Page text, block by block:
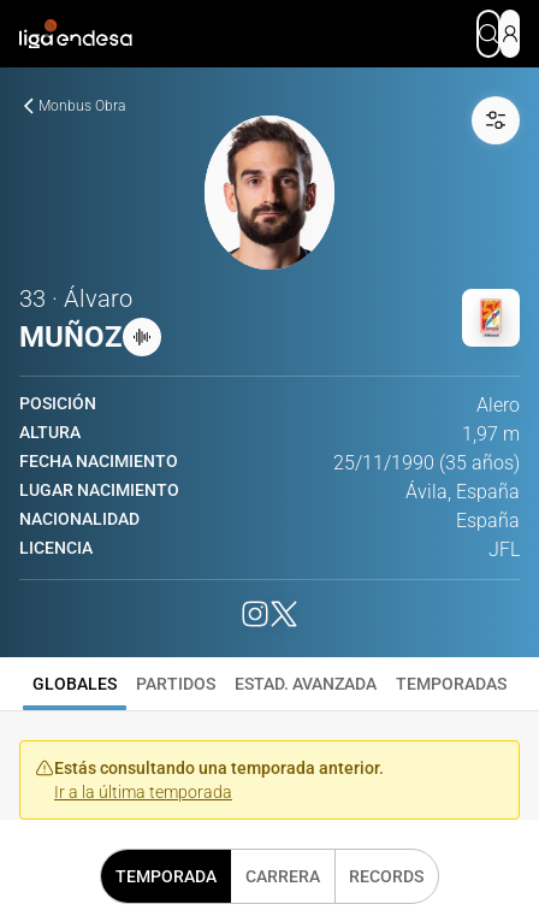
Monbus Obra
33 · Álvaro
MUÑOZ
POSICIÓN Alero
ALTURA 1,97 m
FECHA NACIMIENTO 25/11/1990 (35 años)
LUGAR NACIMIENTO Ávila, España
NACIONALIDAD España
LICENCIA JFL
GLOBALES PARTIDOS ESTAD. AVANZADA TEMPORADAS
Estás consultando una temporada anterior.
Ir a la última temporada
TEMPORADA CARRERA RECORDS